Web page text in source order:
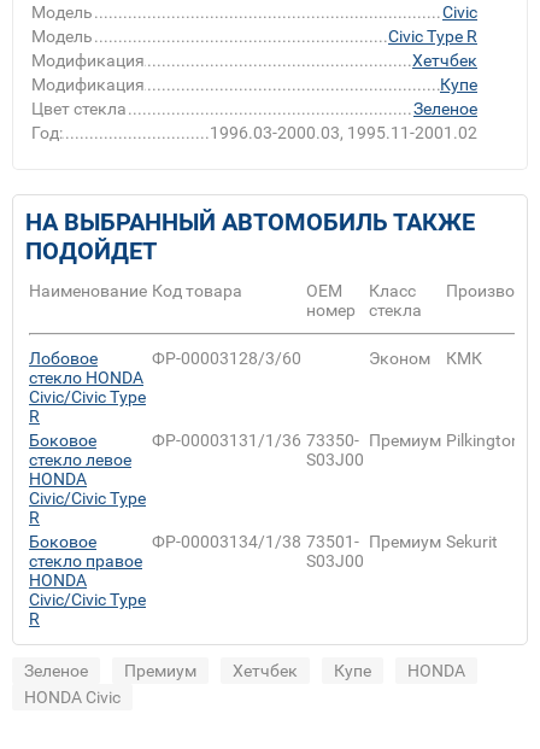
Модель
Civic
Модель
Civic Type R
Модификация
Хетчбек
Модификация
Купе
Цвет стекла
Зеленое
Год:
1996.03-2000.03, 1995.11-2001.02
НА ВЫБРАННЫЙ АВТОМОБИЛЬ ТАКЖЕ
ПОДОЙДЕТ
Наименование Код товара
ОЕМ
номер
Класс
стекла
Лобовое
стекло HONDA
Civic/Civic Type
R
ФР-00003128/3/60 Эконом КМК
Боковое
стекло левое
HONDA
Civic/Civic Type
R
ФР-00003131/1/36 73350-
S03J00
Премиум Pilkington
Боковое
стекло правое
HONDA
Civic/Civic Type
R
ФР-00003134/1/38 73501-
S03J00
Премиум Sekurit
Зеленое Премиум Хетчбек Купе
HONDA
HONDA Civic